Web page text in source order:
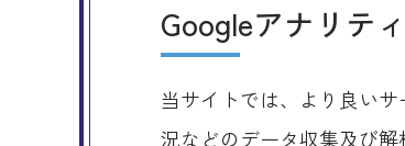
Googleアナリテ
当サイトでは、より良い
況などのデータ収集及び